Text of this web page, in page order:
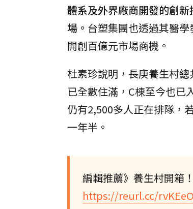
體系及外界廠商開發的創
場。 台塑集團也透過其醫
開創百億元市場商機。
杜素珍說明，長庚養生村
已全數住滿，C棟至今也已
仍有2,500多人正在排隊，
一年半。
編輯推薦》養生村開箱
https://reurl.cc/rvKEeO